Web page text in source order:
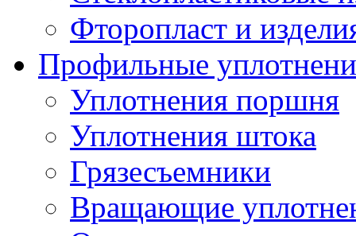
Фторопласт и
Профильные
Уплотнения поршня
Уплотнения штока
Грязесъемники
Вращающие